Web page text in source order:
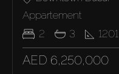
Appartement
2
3 1201
AED 6,250,000